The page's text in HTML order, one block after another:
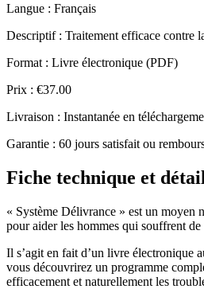
Langue : Français
Descriptif : Traitement efficace contre
Format : Livre électronique (PDF)
Prix : €37.00
Livraison : Instantanée en
Garantie : 60 jours satisfait ou
Fiche technique et
« Système Délivrance » est un moyen
pour aider les hommes qui souffrent
Il s’agit en fait d’un livre électronique
vous découvrirez un programme
efficacement et naturellement les